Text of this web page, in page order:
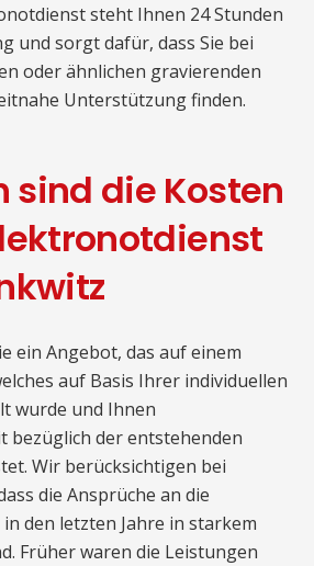
steht Ihnen 24 Stunden
und sorgt dafür, dass Sie bei
oder ähnlichen gravierenden
Unterstützung finden.
sind die Kosten
ein Angebot, das auf einem
auf Basis Ihrer individuellen
wurde und Ihnen
bezüglich der entstehenden
Wir berücksichtigen bei
die Ansprüche an die
den letzten Jahre in starkem
Früher waren die Leistungen